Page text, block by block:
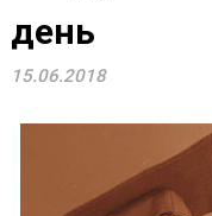
день
15.06.2018